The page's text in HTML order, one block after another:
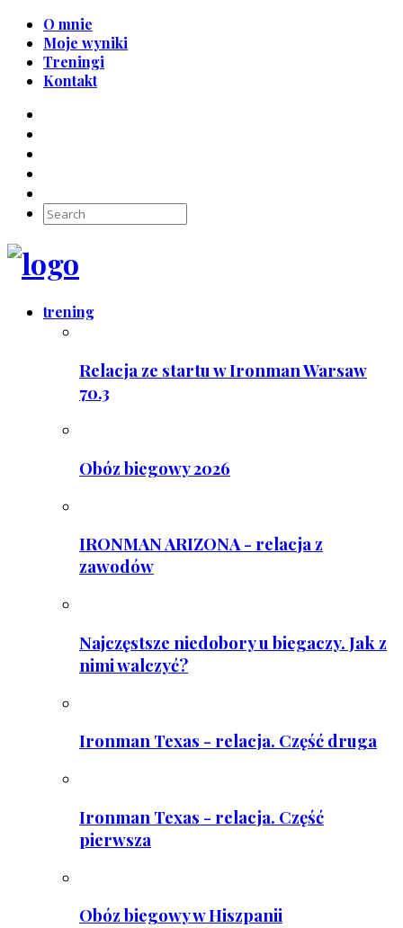
O mnie
Moje wyniki
Treningi
Kontakt
trening
Relacja ze startu w Ironman Warsaw
70.3
Obóz biegowy 2026
IRONMAN ARIZONA - relacja z
zawodów
Najczęstsze niedobory u biegaczy. Jak z
nimi walczyć?
Ironman Texas - relacja. Część druga
Ironman Texas - relacja. Część
pierwsza
Obóz biegowy w Hiszpanii